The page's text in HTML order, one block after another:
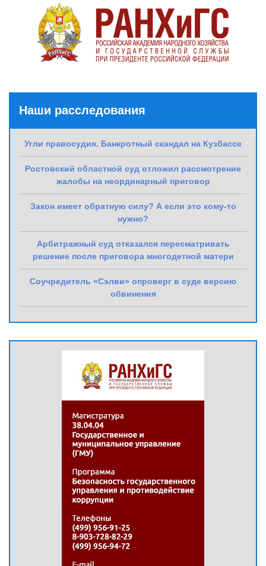
Наши расследования
Угли правосудия. Банкротный скандал на Кузбассе
Ростовский областной суд отложил рассмотрение
жалобы на неординарный приговор
Закон имеет обратную силу? А если это кому-то
нужно?
Арбитражный суд отказался пересматривать
решение после приговора многодетной матери
Соучредитель «Сэлви» опроверг в суде версию
обвинения